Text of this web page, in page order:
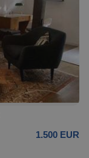
1.500 EUR